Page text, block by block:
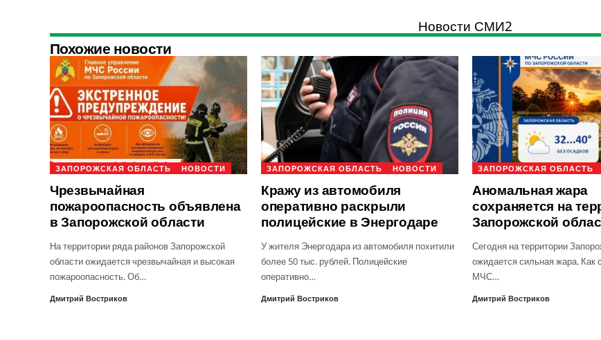
Новости СМИ2
Похожие новости
ЗАПОРОЖСКАЯ ОБЛАСТЬ НОВОСТИ
Чрезвычайная
пожароопасность объявлена
в Запорожской области
На территории ряда районов Запорожской
области ожидается чрезвычайная и высокая
пожароопасность. Об…
Дмитрий Востриков
ЗАПОРОЖСКАЯ ОБЛАСТЬ НОВОСТИ
Кражу из автомобиля
оперативно раскрыли
полицейские в Энергодаре
У жителя Энергодара из автомобиля похитили
более 50 тыс. рублей. Полицейские
оперативно…
Дмитрий Востриков
ЗАПОРОЖСКАЯ ОБЛАСТЬ
Аномальная жара
сохраняется на
Запорожской
Сегодня на территории
ожидается сильная жара. Как
МЧС…
Дмитрий Востриков